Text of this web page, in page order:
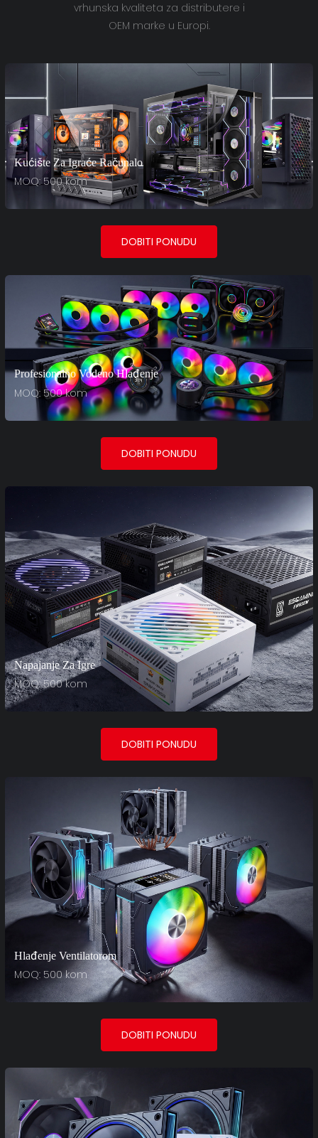
vrhunska kvaliteta za distributere i
OEM marke u Europi.
Kućište Za Igraće Računalo
MOQ: 500 kom
DOBITI PONUDU
Profesionalno Vodeno Hlađenje
MOQ: 500 kom
DOBITI PONUDU
Napajanje Za Igre
MOQ: 500 kom
DOBITI PONUDU
Hlađenje Ventilatorom
MOQ: 500 kom
DOBITI PONUDU